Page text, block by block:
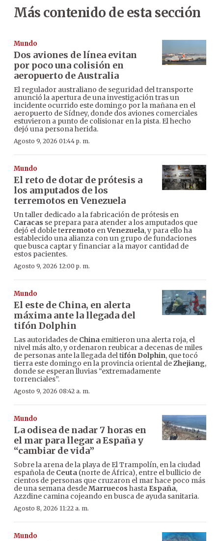
Más contenido de esta sección
Mundo
Dos aviones de línea evitan
por poco una colisión en
aeropuerto de Australia
El regulador australiano de seguridad del transporte
anunció la apertura de una investigación tras un
incidente ocurrido este domingo por la mañana en el
aeropuerto de Sídney, donde dos aviones comerciales
estuvieron a punto de colisionar en la pista. El hecho
dejó una persona herida.
Agosto 9, 2026 01:44 p. m.
Mundo
El reto de dotar de prótesis a
los amputados de los
terremotos en Venezuela
Un taller dedicado a la fabricación de prótesis en
Caracas se prepara para atender a los amputados que
dejó el doble terremoto enVenezuela, y para ello ha
establecido una alianza con un grupo de fundaciones
que busca captar y financiar a la mayor cantidad de
estos pacientes.
Agosto 9, 2026 12:00 p. m.
Mundo
El este de China, en alerta
máxima ante la llegada del
tifón Dolphin
Las autoridades de China emitieron una alerta roja, el
nivel más alto, y ordenaron reubicar a decenas de miles
de personas ante la llegada del tifón Dolphin, que tocó
tierra este domingo en la provincia oriental deZhejiang,
donde se esperan lluvias “extremadamente
torrenciales”.
Agosto 9, 2026 08:42 a. m.
Mundo
La odisea de nadar 7 horas en
el mar para llegar a España y
“cambiar de vida”
Sobre la arena de la playa de El Trampolín, en la ciudad
española de Ceuta (norte de África), entre el bullicio de
cientos de personas que cruzaron el mar hace poco más
de una semana desdeMarruecos hasta España,
Azzdine camina cojeando en busca de ayuda sanitaria.
Agosto 8, 2026 11:22 a. m.
Mundo